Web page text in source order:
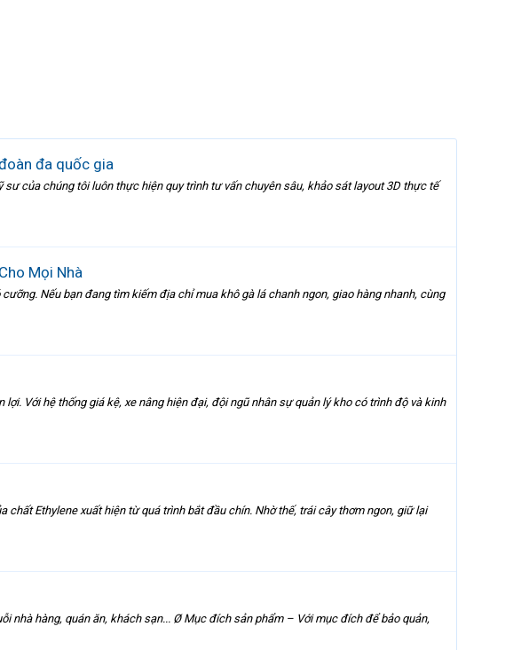
đa quốc gia
của chúng tôi luôn thực hiện quy trình tư vấn chuyên sâu, khảo sát layout 3D thực tế
Mọi Nhà
Nếu bạn đang tìm kiếm địa chỉ mua khô gà lá chanh ngon, giao hàng nhanh, cùng
Với hệ thống giá kệ, xe nâng hiện đại, đội ngũ nhân sự quản lý kho có trình độ và kinh
Ethylene xuất hiện từ quá trình bắt đầu chín. Nhờ thế, trái cây thơm ngon, giữ lại
nhà hàng, quán ăn, khách sạn... Ø Mục đích sản phẩm – Với mục đích để bảo quản,